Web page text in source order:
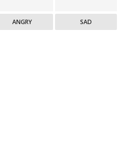
ANGRY SAD